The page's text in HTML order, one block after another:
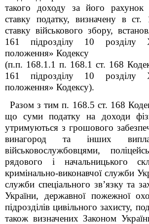
такого доходу за його рахунок
ставку податку, визначену в
ставку військового збору,
161
підрозділу 10 розділу
положення» Кодексу
(п.п. 168.1.1 п. 168.1 ст. 168
161
підрозділу 10 розділу
положення» Кодексу).
Разом з тим п. 168.5 ст. 168
що суми податку на доходи
утримуються з грошового
винагород та інших
військовослужбовцями,
рядового і начальницького
кримінально-виконавчої служби
служби спеціального зв’язку та
України, державної пожежної
підрозділів цивільного захисту,
також визначених Законом